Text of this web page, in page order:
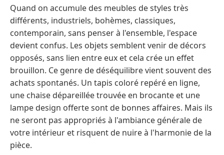
Quand on accumule des meubles de styles très
différents, industriels, bohèmes, classiques,
contemporain, sans penser à l'ensemble, l'espace
devient confus. Les objets semblent venir de décors
opposés, sans lien entre eux et cela crée un effet
brouillon. Ce genre de déséquilibre vient souvent des
achats spontanés. Un tapis coloré repéré en ligne,
une chaise dépareillée trouvée en brocante et une
lampe design offerte sont de bonnes affaires. Mais ils
ne seront pas appropriés à l'ambiance générale de
votre intérieur et risquent de nuire à l'harmonie de la
pièce.